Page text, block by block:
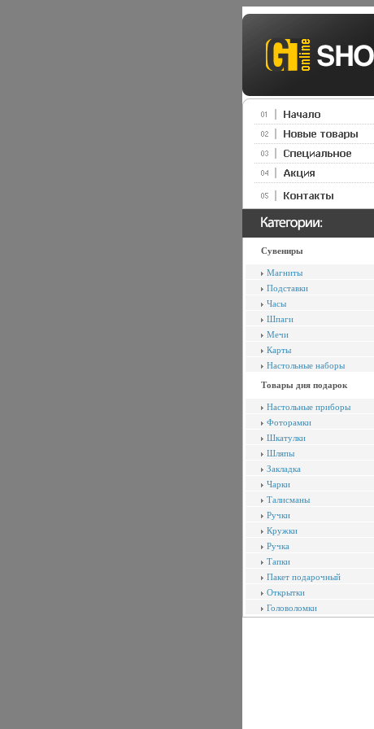
Сувениры
Магниты
Подставки
Часы
Шпаги
Мечи
Карты
Настольные наборы
Товары дня подарок
Настольные приборы
Фоторамки
Шкатулки
Шляпы
Закладка
Чарки
Талисманы
Ручки
Кружки
Ручка
Тапки
Пакет подарочный
Открытки
Головоломки